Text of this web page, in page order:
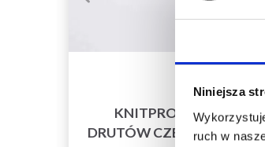
Niniejsza
ruch w
KNITPRO MIERNIK
DRUTÓW CZERWONY